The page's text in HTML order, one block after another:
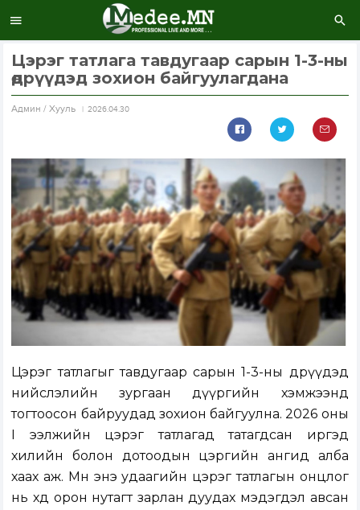
Цэрэг татлага тавдугаар сарын 1-3-ны
өдрүүдэд зохион байгуулагдана
Aдмин / Хууль 2026.04.30
Цэрэг татлагыг тавдугаар сарын 1-3-ны өдрүүдэд
нийслэлийн зургаан дүүргийн хэмжээнд
тогтоосон байруудад зохион байгуулна. 2026 оны
I ээлжийн цэрэг татлагад татагдсан иргэд
хилийн болон дотоодын цэргийн ангид алба
хаах аж. Мөн энэ удаагийн цэрэг татлагын онцлог
нь хөдөө орон нутагт зарлан дуудах мэдэгдэл авсан